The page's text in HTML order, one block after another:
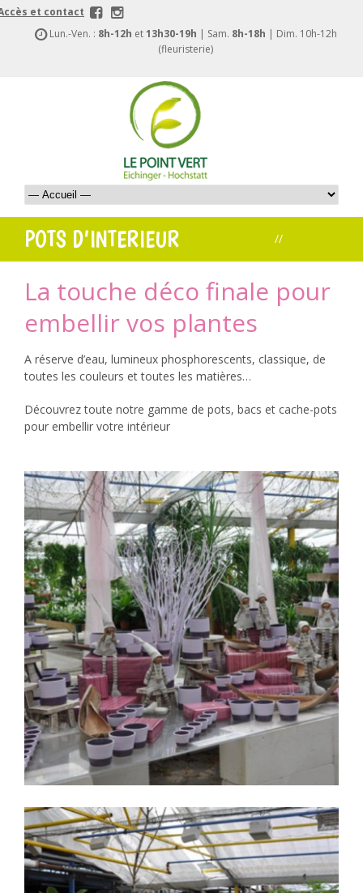
et contact
Lun.-Ven. : 8h-12h et13h30-19h | Sam. 8h-18h | Dim. 10h-12h
(fleuristerie)
POTS D’INTERIEUR //
La touche déco finale pour
embellir vos plantes
A réserve d’eau, lumineux phosphorescents, classique, de
toutes les couleurs et toutes les matières…
Découvrez toute notre gamme de pots, bacs et cache-pots
pour embellir votre intérieur